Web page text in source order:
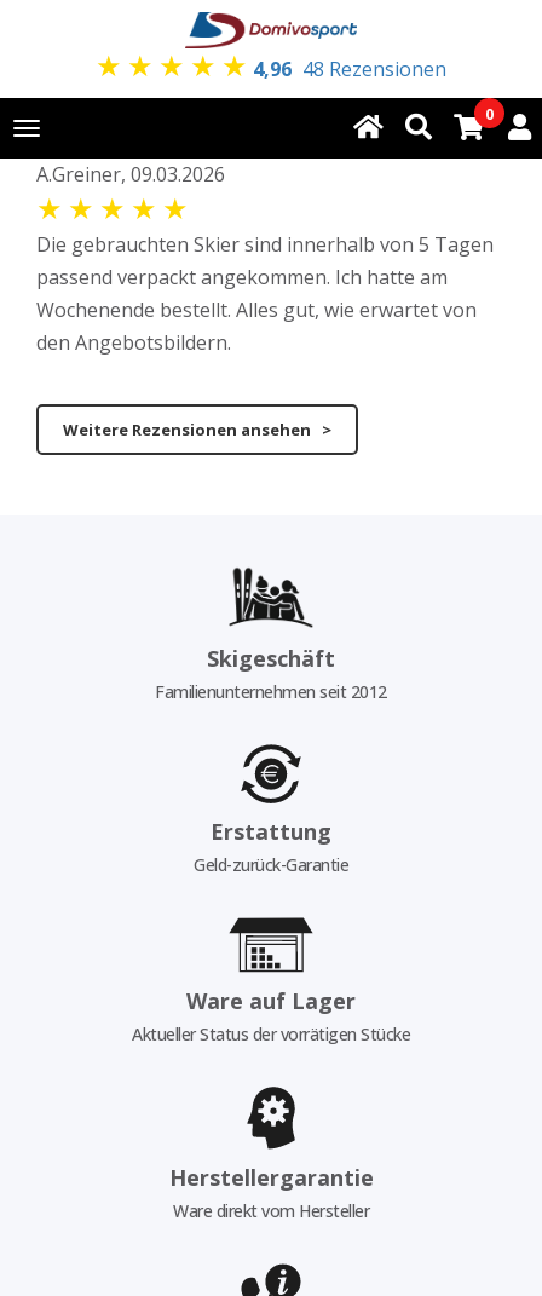
★ ★ ★ ★ ★ 4,96 48 Rezensionen
Toggle
navigation
0
A.Greiner, 09.03.2026
★ ★ ★ ★ ★
Die gebrauchten Skier sind innerhalb von 5 Tagen
passend verpackt angekommen. Ich hatte am
Wochenende bestellt. Alles gut, wie erwartet von
den Angebotsbildern.
Weitere Rezensionen ansehen >
Skigeschäft
Familienunternehmen seit 2012
Erstattung
Geld-zurück-Garantie
Ware auf Lager
Aktueller Status der vorrätigen Stücke
Herstellergarantie
Ware direkt vom Hersteller